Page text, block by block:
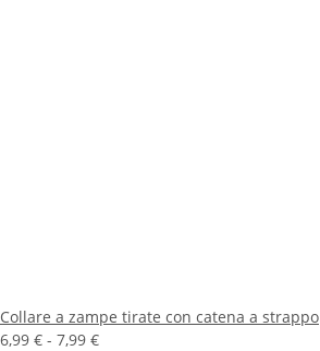
Collare a zampe tirate con catena a strappo
6,99 € - 7,99 €